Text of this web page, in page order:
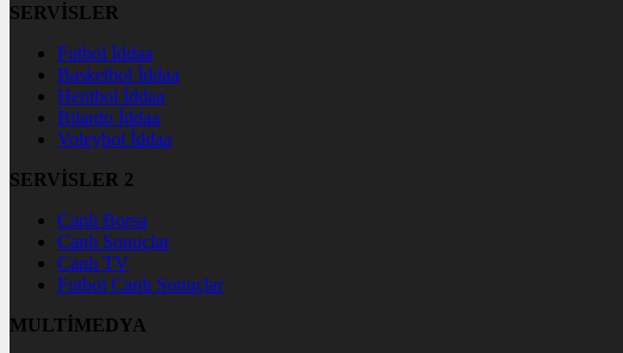
SERVİSLER
Futbol İddaa
Basketbol İddaa
Hentbol İddaa
Bilardo İddaa
Voleybol İddaa
SERVİSLER 2
Canlı Borsa
Canlı Sonuçlar
Canlı TV
Futbol Canlı Sonuçlar
MULTİMEDYA